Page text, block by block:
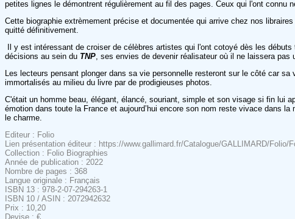
petites lignes le démontrent régulièrement au fil des pages. Ceux qui l'ont
Cette biographie extrèmement précise et documentée qui arrive chez nos
quitté définitivement.
Il y est intéressant de croiser de célèbres artistes qui l'ont cotoyé dès les débuts
décisions au sein du TNP , ses envies de devenir réalisateur où il ne laissera
Les lecteurs pensant plonger dans sa vie personnelle resteront sur le côté car
immortalisés au milieu du livre par de prodigieuses photos.
C'était un homme beau, élégant, élancé, souriant, simple et son visage si fin lui
émotion dans toute la France et aujourd’hui encore son nom reste vivace dans
le charme.
Editeur : Folio
Lien présentation éditeur : https://www.gallimard.fr/Catalogue/GALLIMARD/Folio/
Collection : Folio Biographies
Année de publication : 2022
Nombre de pages : 368
Langue originale : Français
ISBN 13 : 978-2-07-294263-1
ISBN 10 / ASIN : 2072942632
Prix : 10,20
Devise : €